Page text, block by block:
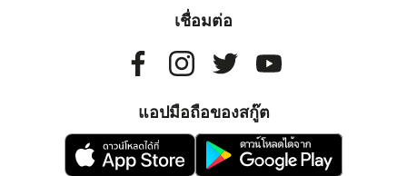
เชื่อมต่อ
แอปมือถือของสกู๊ต